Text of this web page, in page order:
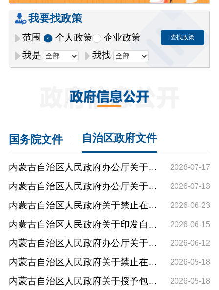
我要找政策
范围 个人政策
企业政策
我是
我找
查找政策
国务院文件 | 自治区政府文件
内蒙古自治区人民政府办公厅关于做
好中央层面设定的涉企经营许可事项
自由贸易试验区改革清单承接工作的
通知
2026-07-17
内蒙古自治区人民政府办公厅关于印
发《2026年度内蒙古自治区人民政府
重大行政决策事项目录》的通知
2026-07-13
内蒙古自治区人民政府关于禁止在哈
拉沁抽水蓄能电站工程占地及淹没区
范围内新增建设项目和迁入人口的通
告
2026-06-23
内蒙古自治区人民政府关于印发自治
区本级行政权力清单保留目录（2026
年版）和取消下放目录的通知
2026-06-15
内蒙古自治区人民政府办公厅关于印
发《内蒙古自治区建立长期护理保险
制度实施方案》的通知
2026-06-12
内蒙古自治区人民政府关于禁止在内
蒙古大黑河等重点中小河流防洪治理
2026-05-18
内蒙古自治区人民政府关于授予包头
2026-05-18